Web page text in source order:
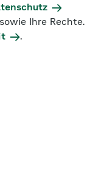
Ihre Rechte.
.